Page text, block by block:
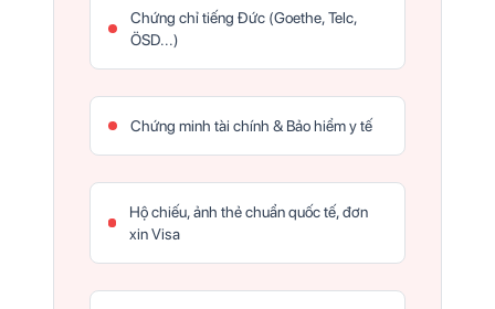
Chứng chỉ tiếng Đức (Goethe, Telc,
ÖSD...)
Chứng minh tài chính & Bảo hiểm y tế
Hộ chiếu, ảnh thẻ chuẩn quốc tế, đơn
xin Visa